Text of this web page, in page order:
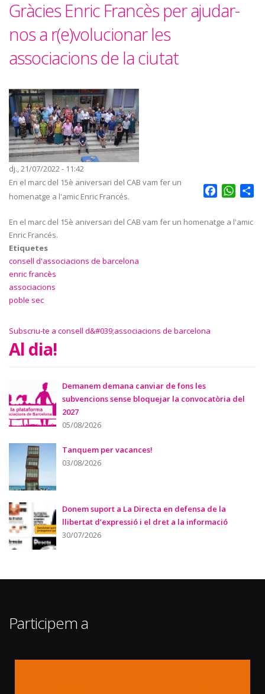
Gràcies Enric Francès per ajudar-
nos a r(e)volucionar les
associacions de la ciutat
dj., 21/07/2022 - 11:42
Facebook
En el marc del 15è aniversari del CAB vam fer un
homenatge a l'amic Enric Francés.
En el marc del 15è aniversari del CAB vam fer un homenatge a l'amic
Enric Francés.
Etiquetes
consell d'associacions de barcelona
enric francès
associacions
poble sec
Subscriu-te a consell d&#039;associacions de barcelona
Al dia!
Demanem demana canviar de fons les
subvencions sense bloquejar la convocatòria del
2027
05/08/2026
Tanquem per vacances!
03/08/2026
Donem suport a La Directa en defensa de la
llibertat d’expressió i el dret a la informació
30/07/2026
Participem a